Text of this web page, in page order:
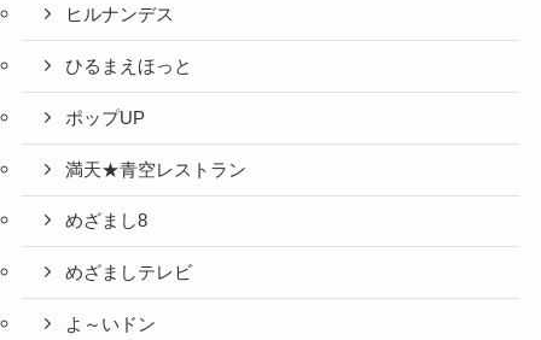
ヒルナンデス
ひるまえほっと
ポップUP
満天★青空レストラン
めざまし8
めざましテレビ
よ～いドン